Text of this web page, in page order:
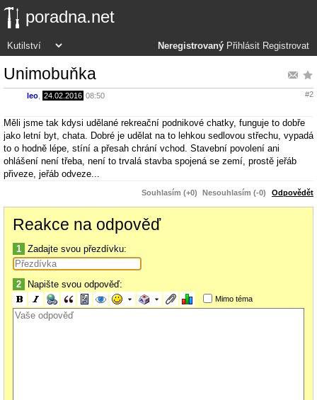
poradna.net
Neregistrovaný Přihlásit Registrovat
Unimobuňka
leo 24.02.2016 08:50 #2
Měli jsme tak kdysi udělané rekreační podnikové chatky, funguje to dobře
jako letní byt, chata. Dobré je udělat na to lehkou sedlovou střechu, vypadá
to o hodně lépe, stíní a přesah chrání vchod. Stavební povolení ani
ohlášení není třeba, není to trvalá stavba spojená se zemí, prostě jeřáb
přiveze, jeřáb odveze...
Souhlasím (+0) Nesouhlasím (-0) Odpovědět
Reakce na odpověď
1 Zadajte svou přezdívku:
2 Napište svou odpověď:
Mimo téma